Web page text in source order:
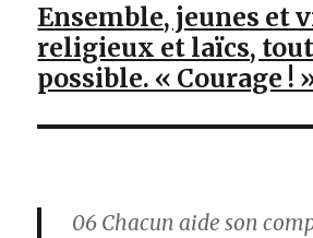
Ensemble, jeunes et
religieux et laïcs,
possible. « Courage !
06 Chacun aide son